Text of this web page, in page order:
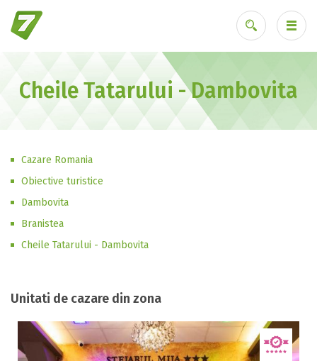
Ai uitat parola?
Cheile Tatarului - Dambovita
Cazare Romania
Obiective turistice
Dambovita
Branistea
Cheile Tatarului - Dambovita
Unitati de cazare din zona